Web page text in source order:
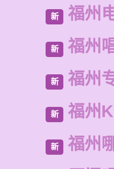
新 福州
新 福州
新 福州
新 福州
新 福州